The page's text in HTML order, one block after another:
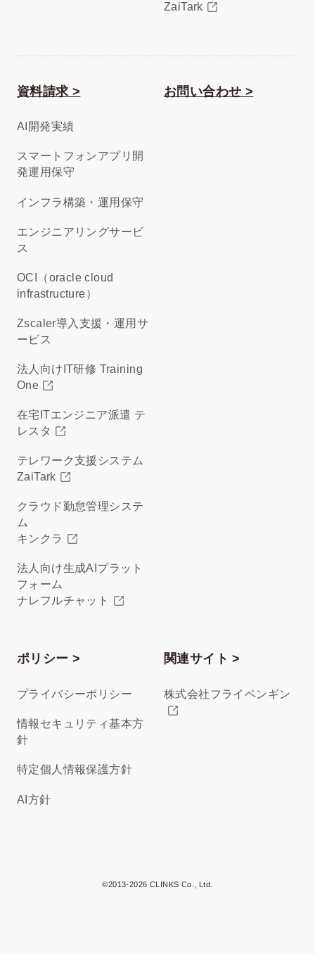
ZaiTark
資料請求 >
AI開発実績
スマートフォンアプリ開
発運用保守
インフラ構築・運用保守
エンジニアリングサービ
ス
OCI（oracle cloud
infrastructure）
Zscaler導入支援・運用サ
ービス
法人向けIT研修 Training
One
在宅ITエンジニア派遣 テ
レスタ
テレワーク支援システム
ZaiTark
クラウド勤怠管理システ
ム
キンクラ
法人向け生成AIプラット
フォーム
ナレフルチャット
お問い合わせ >
ポリシー >
プライバシーポリシー
情報セキュリティ基本方
針
特定個人情報保護方針
AI方針
関連サイト >
株式会社フライペンギン
©2013-2026 CLINKS Co., Ltd.